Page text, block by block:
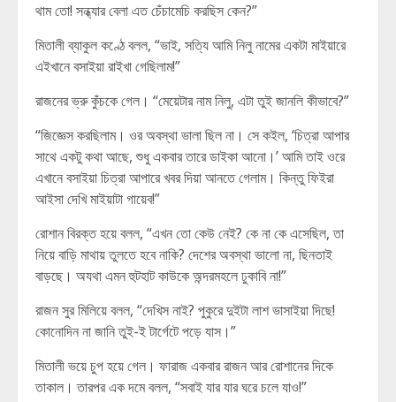
থাম তো! সন্ধ্যার বেলা এত চেঁচামেচি করছিস কেন?”
মিতালী ব্যাকুল কণ্ঠে বলল, “ভাই, সত্যি আমি নিলু নামের একটা মাইয়ারে
এইখানে বসাইয়া রাইখা গেছিলাম!”
রাজনের ভ্রু কুঁচকে গেল। “মেয়েটার নাম নিলু, এটা তুই জানলি কীভাবে?”
“জিজ্ঞেস করছিলাম। ওর অবস্থা ভালা ছিল না। সে কইল, ‘চিত্রা আপার
সাথে একটু কথা আছে, শুধু একবার তারে ডাইকা আনো।’ আমি তাই ওরে
এখানে বসাইয়া চিত্রা আপারে খবর দিয়া আনতে গেলাম। কিন্তু ফিইরা
আইসা দেখি মাইয়াটা গায়েব!”
রোশান বিরক্ত হয়ে বলল, “এখন তো কেউ নেই? কে না কে এসেছিল, তা
নিয়ে বাড়ি মাথায় তুলতে হবে নাকি? দেশের অবস্থা ভালো না, ছিনতাই
বাড়ছে। অযথা এমন হুটহাট কাউকে অন্দরমহলে ঢুকাবি না!”
রাজন সুর মিলিয়ে বলল, “দেখিস নাই? পুকুরে দুইটা লাশ ভাসাইয়া দিছে!
কোনোদিন না জানি তুই-ই টার্গেটে পড়ে যাস।”
মিতালী ভয়ে চুপ হয়ে গেল। ফারাজ একবার রাজন আর রোশানের দিকে
তাকাল। তারপর এক দমে বলল, “সবাই যার যার ঘরে চলে যাও!”